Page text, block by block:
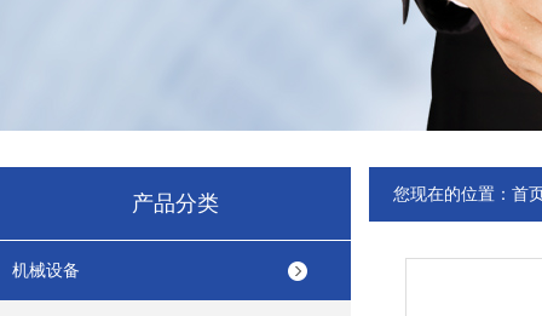
产品分类
机械设备
您现在的位置： 首